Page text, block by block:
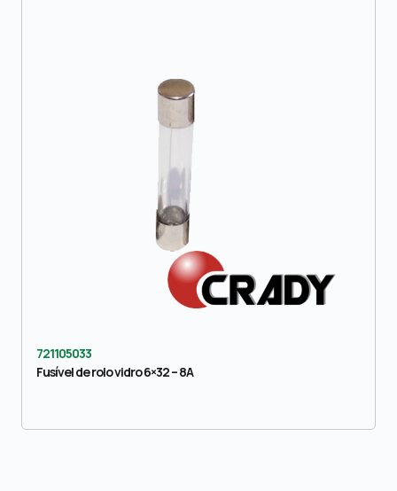
721105033
Fusível de rolo vidro 6×32 – 8A